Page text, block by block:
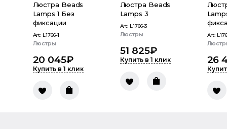
Люстра Beads
Lamps 1 Без
фиксации
Art: L1766-1
Люстры
20 045₽
Купить в 1 клик
Люстра Beads
Lamps 3
Art: L1766-3
Люстры
51 825₽
Купить в 1 клик
Art:
26